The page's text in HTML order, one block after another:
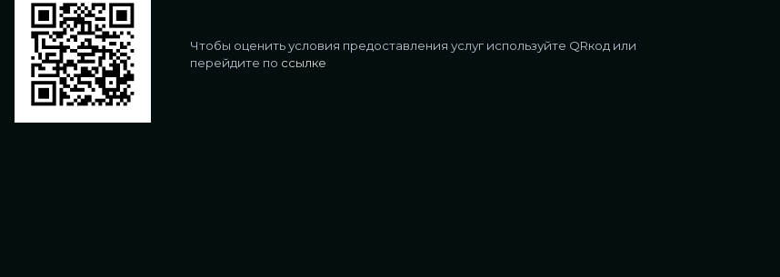
Чтобы оценить условия предоставления услуг используйте QRкод или
перейдите по ссылке